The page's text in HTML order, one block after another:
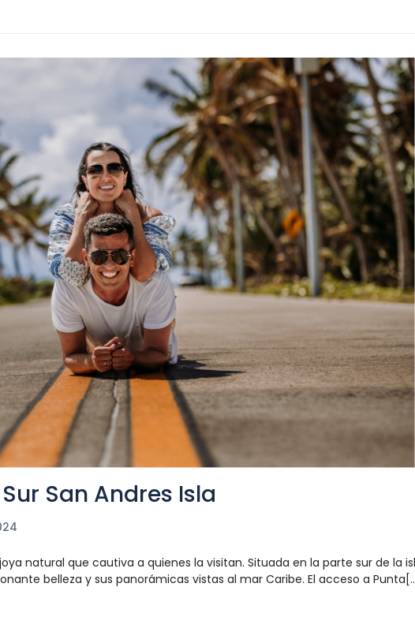
San Andres Isla
natural que cautiva a quienes la visitan. Situada en la parte sur de la
belleza y sus panorámicas vistas al mar Caribe. El acceso a